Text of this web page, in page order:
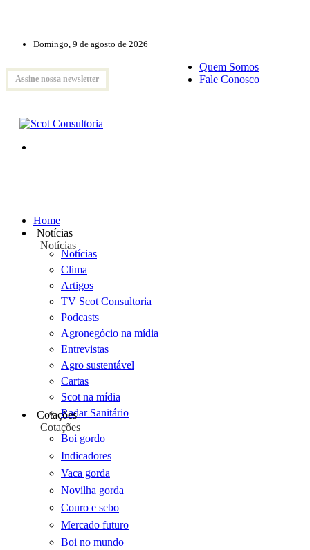
Domingo, 9 de agosto de 2026
Assine nossa newsletter
Quem Somos
Fale Conosco
Home
Notícias
Notícias
Notícias
Clima
Artigos
TV Scot Consultoria
Podcasts
Agronegócio na mídia
Entrevistas
Agro sustentável
Cartas
Scot na mídia
Radar Sanitário
Cotações
Cotações
Boi gordo
Indicadores
Vaca gorda
Novilha gorda
Couro e sebo
Mercado futuro
Boi no mundo